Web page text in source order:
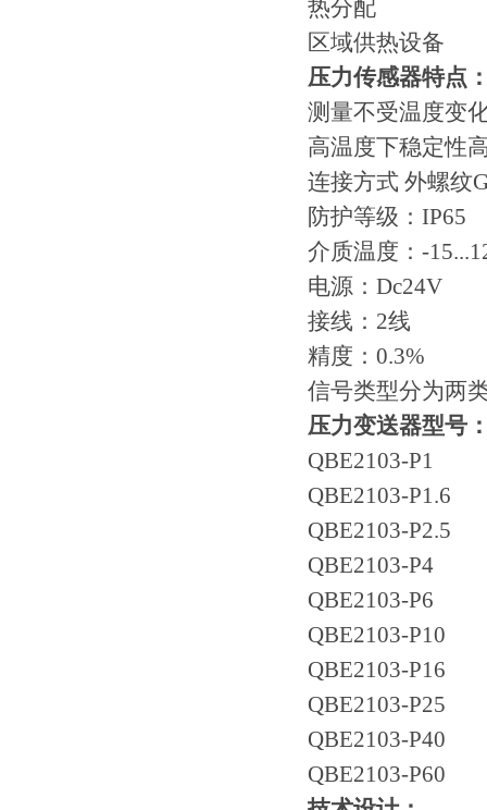
热分配
区域供热设备
压力传感器特点
测量不受温度变
高温度下稳定性
连接方式 外螺纹
防护等级：IP65
介质温度：-
电源：Dc24V
接线：2线
精度：0.3%
信号类型分为两
压力变送器型号
QBE2103-P1
QBE2103-P1.6
QBE2103-P2.5
QBE2103-P4
QBE2103-P6
QBE2103-P10
QBE2103-P16
QBE2103-P25
QBE2103-P40
QBE2103-P60